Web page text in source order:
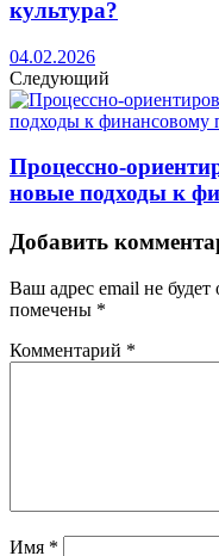
культура?
04.02.2026
Следующий
Процессно-
новые подходы к
Добавить
Ваш адрес email не будет
помечены *
Комментарий *
Имя *